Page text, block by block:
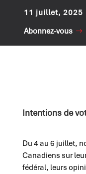
11 juillet, 2025
Abonnez-vous
Intentions de
Du 4 au 6 juillet,
Canadiens sur
fédéral, leurs